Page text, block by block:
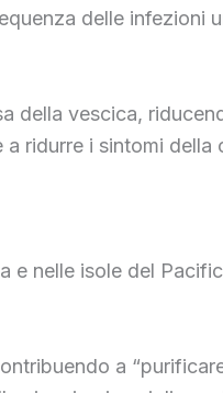
delle infezioni
della vescica,
ridurre i sintomi della
e nelle isole del
a